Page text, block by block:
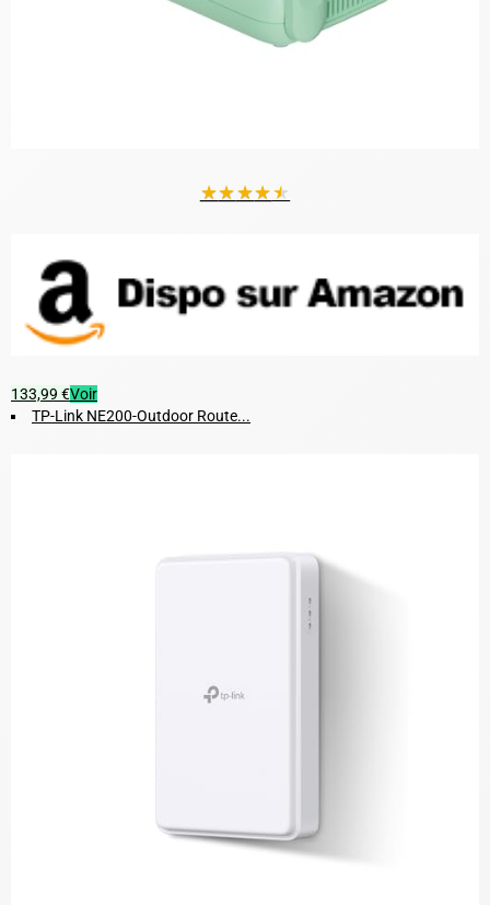
★★★★★
133,99 €Voir
TP-Link NE200-Outdoor Route...